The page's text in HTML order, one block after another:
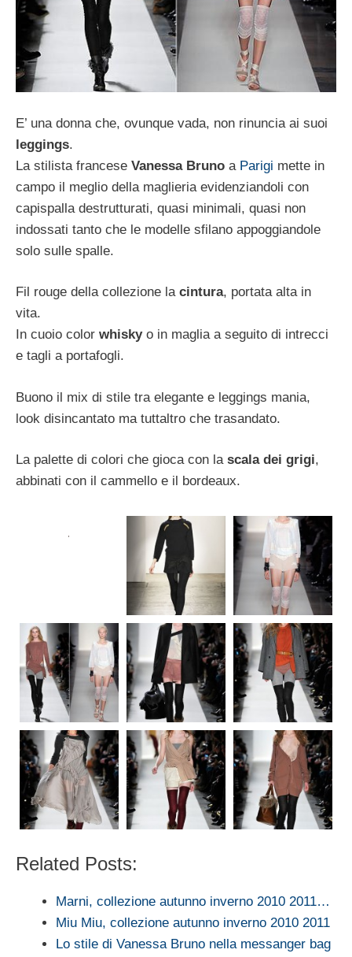
E’ una donna che, ovunque vada, non rinuncia ai suoi
leggings.
La stilista francese Vanessa Bruno a Parigi mette in
campo il meglio della maglieria evidenziandoli con
capispalla destrutturati, quasi minimali, quasi non
indossati tanto che le modelle sfilano appoggiandole
solo sulle spalle.
Fil rouge della collezione la cintura, portata alta in
vita.
In cuoio color whiskyo in maglia a seguito di intrecci
e tagli a portafogli.
Buono il mix di stile tra elegante e leggings mania,
look disincantato ma tuttaltro che trasandato.
La palette di colori che gioca con la scala dei grigi,
abbinati con il cammello e il bordeaux.
Related Posts:
Marni, collezione autunno inverno 2010 2011…
Miu Miu, collezione autunno inverno 2010 2011
Lo stile di Vanessa Bruno nella messanger bag